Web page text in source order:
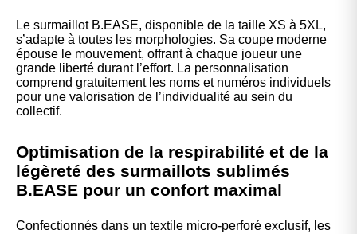
Le surmaillot B.EASE, disponible de la taille XS à 5XL,
s’adapte à toutes les morphologies. Sa coupe moderne
épouse le mouvement, offrant à chaque joueur une
grande liberté durant l’effort. La personnalisation
comprend gratuitement les noms et numéros individuels
pour une valorisation de l’individualité au sein du
collectif.
Optimisation de la respirabilité et de la
légèreté des surmaillots sublimés
B.EASE pour un confort maximal
Confectionnés dans un textile micro-perforé exclusif, les